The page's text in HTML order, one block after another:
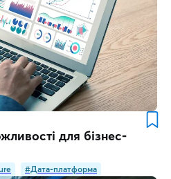
для бізнес-
#Дата-платформа